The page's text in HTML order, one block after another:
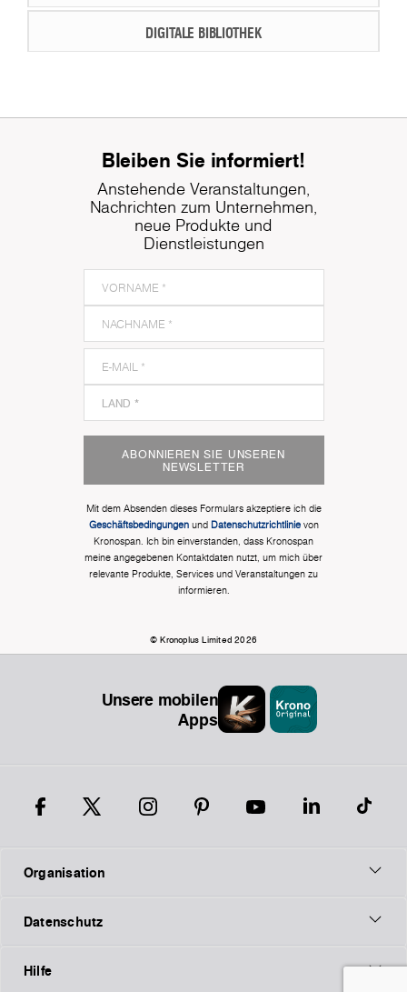
DIGITALE BIBLIOTHEK
Bleiben Sie informiert!
Anstehende Veranstaltungen,
Nachrichten zum Unternehmen,
neue Produkte und
Dienstleistungen
ABONNIEREN SIE UNSEREN
NEWSLETTER
Mit dem Absenden dieses Formulars akzeptiere ich die
Geschäftsbedingungenund Datenschutzrichtlinievon
Kronospan. Ich bin einverstanden, dass Kronospan
meine angegebenen Kontaktdaten nutzt, um mich über
relevante Produkte, Services und Veranstaltungen zu
informieren.
© Kronoplus Limited 2026
Unsere mobilen
Apps
Organisation
Datenschutz
Hilfe